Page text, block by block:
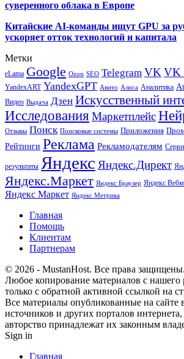
суверенного облака в Европе
Китайские AI-команды ищут GPU за
ускоряет отток технологий и капитала
Метки
eLama Google Ozon SEO Telegram VKVK
YandexART YandexGPT Авито Алиса Аналитика
Видео Выдача Дзен Искусственный
Исследования Маркетплейс
Отзывы Поиск Поисковые системы Приложения
Рейтинги Реклама Рекламодателям
результаты Яндекс Яндекс.Директ
Яндекс.Маркет Яндекс Браузер Яндекс
Яндекс Маркет Яндекс Метрика
Главная
Помощь
Клиентам
Партнерам
© 2026 - MustanHost. Все права защищены.
Любое копирование материалов с нашего
только с обратной активной ссылкой на
Все материалы опубликованные на сайте
источников и других порталов интернета,
авторство принадлежат их законным
Sign in
Главная